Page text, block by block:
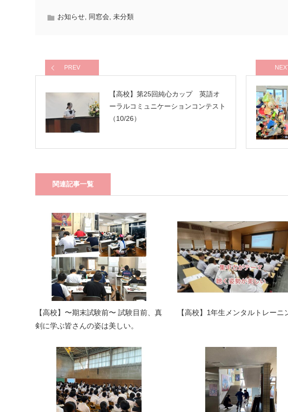
お知らせ 同窓会 未分類
PREV
【高校】第25回純心カップ 英語オ
ーラルコミュニケーションコンテスト
（10/26）
関連記事一覧
【高校】〜期末試験前〜 試験目前、真
剣に学ぶ皆さんの姿は美しい。
【高校】1年生メンタルトレーニ